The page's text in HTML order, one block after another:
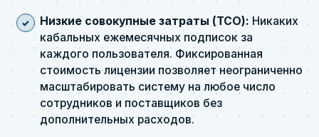
Низкие совокупные затраты (TCO): Никаких
кабальных ежемесячных подписок за
каждого пользователя. Фиксированная
стоимость лицензии позволяет неограниченно
масштабировать систему на любое число
сотрудников и поставщиков без
дополнительных расходов.